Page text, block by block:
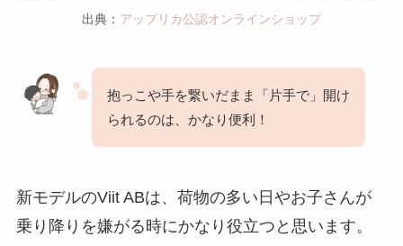
出典： アップリカ公認オンラインショップ
抱っこや手を繋いだまま「片手で」開け
られるのは、かなり便利！
新モデルのViit ABは、荷物の多い日やお子さんが
乗り降りを嫌がる時にかなり役立つと思います。